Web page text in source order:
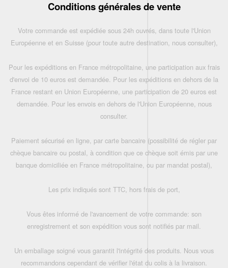
Conditions générales de vente
Votre commande est expédiée sous 24h ouvrés, dans toute l'Union
Européenne et en Suisse (pour toute autre destination, nous consulter),
Pour les expéditions en France métropolitaine, une participation aux frais
d'envoi de 10 euros est demandée. Pour les expéditions en dehors de la
France restant en Union Européenne, une participation de 20 euros est
demandée. Pour les envois en dehors de l'Union Européenne, nous
consulter.
Paiement sécurisé en ligne, par carte bancaire (possibilité de régler par
chèque bancaire ou postal, à condition que ce chèque soit émis par une
banque domiciliée en France métropolitaine, ou par mandat postal),
Les prix indiqués sont TTC, hors frais de port,
Vous êtes informé de l'avancement de votre commande: son
enregistrement et son expédition vous sont notifiés par mail.
Un emballage soigné vous garantit l'intégrité des produits. Nous vous
recommandons cependant de vérifier l'état du colis à la livraison.